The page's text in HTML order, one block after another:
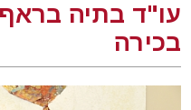
עו"ד בתיה
בכירה